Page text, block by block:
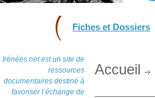
Fiches et Dossiers
Irénées.net est un site de
ressources
documentaires destiné à
favoriser l’échange de
Accueil